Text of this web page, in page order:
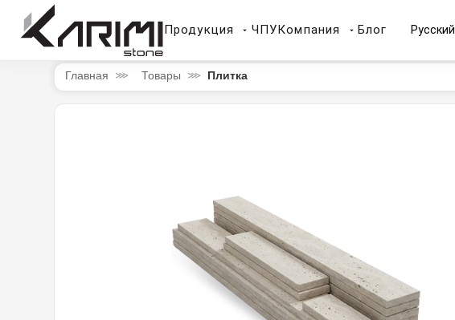
Продукция ЧПУКомпания Блог Русский
فارسی
Главная ⋙ Товары ⋙ Плитка